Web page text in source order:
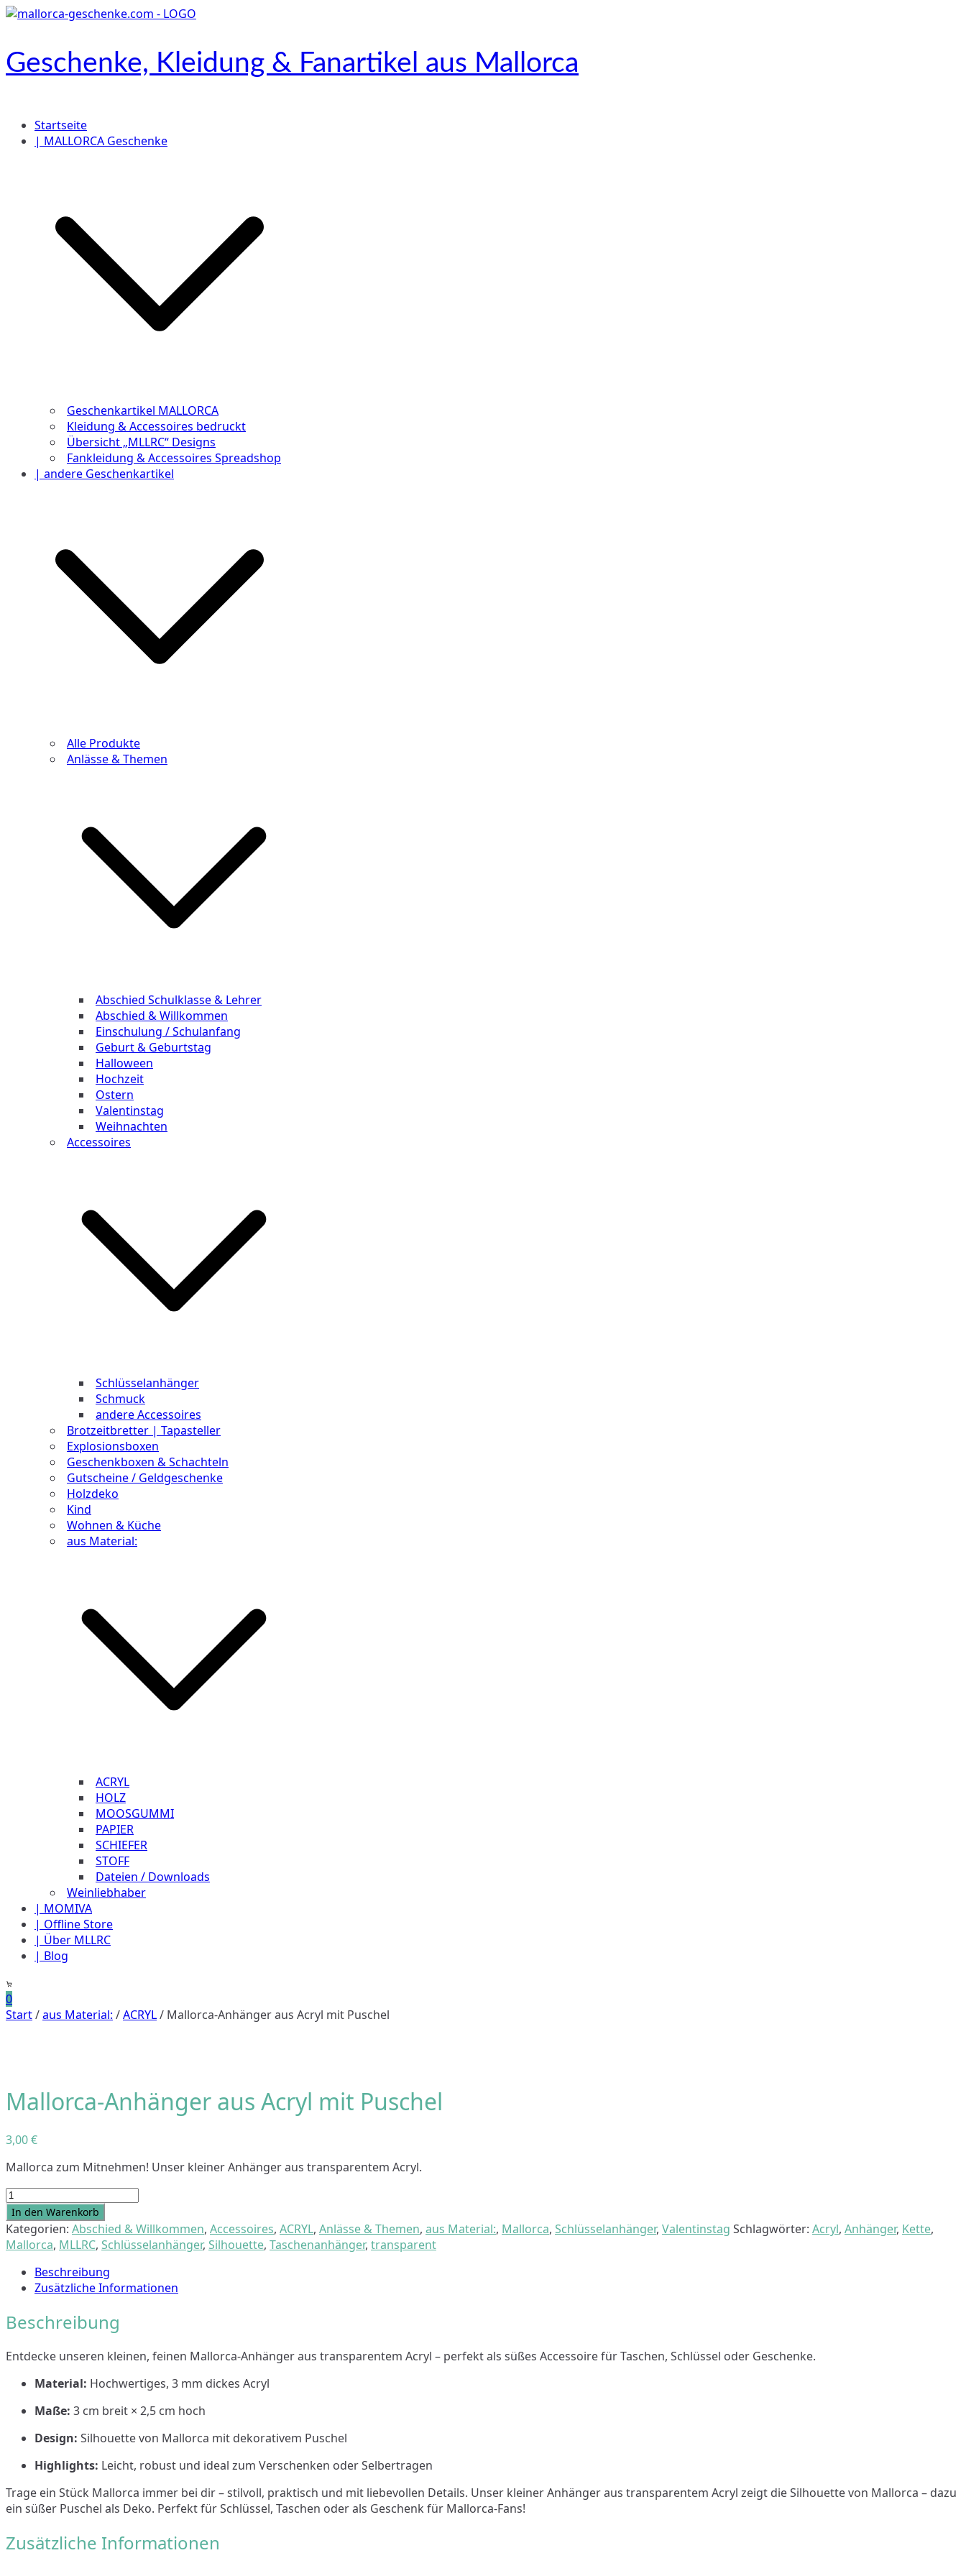
Zum
Geschenke, Kleidung & Fanartikel aus Mallorca
Onlineshop
Startseite
| MALLORCA Geschenke
Geschenkartikel MALLORCA
Kleidung & Accessoires bedruckt
Übersicht „MLLRC“ Designs
Fankleidung & Accessoires Spreadshop
| andere Geschenkartikel
Alle Produkte
Anlässe & Themen
Abschied Schulklasse & Lehrer
Abschied & Willkommen
Einschulung / Schulanfang
Geburt & Geburtstag
Halloween
Hochzeit
Ostern
Valentinstag
Weihnachten
Accessoires
Schlüsselanhänger
Schmuck
andere Accessoires
Brotzeitbretter | Tapasteller
Explosionsboxen
Geschenkboxen & Schachteln
Gutscheine / Geldgeschenke
Holzdeko
Kind
Wohnen & Küche
aus Material:
ACRYL
HOLZ
MOOSGUMMI
PAPIER
SCHIEFER
STOFF
Dateien / Downloads
Weinliebhaber
| MOMIVA
| Offline Store
| Über MLLRC
| Blog
0
Start/aus Material: /ACRYL/ Mallorca-Anhänger aus Acryl mit Puschel
Mallorca-Anhänger aus Acryl mit Puschel
3,00€
Mallorca zum Mitnehmen! Unser kleiner Anhänger aus transparentem Acryl.
Mallorca-
Anhänger
aus
Acryl
Puschel
Menge
In den Warenkorb
Kategorien: Abschied & Willkommen, Accessoires, ACRYL, Anlässe & Themen, aus Material:, Mallorca, Schlüsselanhänger, Valentinstag Schlagwörter: Acryl, Anhänger, Kette,
Mallorca, MLLRC, Schlüsselanhänger, Silhouette, Taschenanhänger, transparent
Beschreibung
Zusätzliche Informationen
Beschreibung
Entdecke unseren kleinen, feinen Mallorca-Anhänger aus transparentem Acryl – perfekt als süßes Accessoire für Taschen, Schlüssel oder Geschenke.
Material: Hochwertiges, 3 mm dickes Acryl
Maße: 3 cm breit × 2,5 cm hoch
Design: Silhouette von Mallorca mit dekorativem Puschel
Highlights: Leicht, robust und ideal zum Verschenken oder Selbertragen
Trage ein Stück Mallorca immer bei dir – stilvoll, praktisch und mit liebevollen Details. Unser kleiner Anhänger aus transparentem Acryl zeigt die Silhouette von Mallorca – dazu
ein süßer Puschel als Deko. Perfekt für Schlüssel, Taschen oder als Geschenk für Mallorca-Fans!
Zusätzliche Informationen